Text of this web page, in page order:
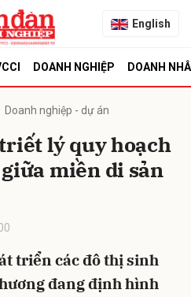
English
DOANH NGHIỆP DOANH
Doanh nghiệp - dự án
lý quy hoạch
miền di sản
triển các đô thị sinh
đang định hình
Hủy